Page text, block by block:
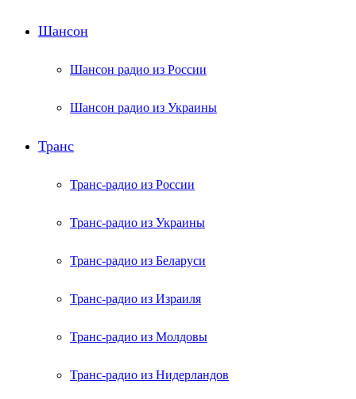
Шансон
Шансон радио из России
Шансон радио из Украины
Транс
Транс-радио из России
Транс-радио из Украины
Транс-радио из Беларуси
Транс-радио из Израиля
Транс-радио из Молдовы
Транс-радио из Нидерландов